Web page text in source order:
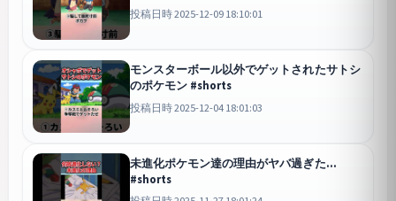
投稿日時 2025-12-09 18:10:01
モンスターボール以外でゲットされたサトシ
のポケモン #shorts
投稿日時 2025-12-04 18:01:03
未進化ポケモン達の理由がヤバ過ぎた...
#shorts